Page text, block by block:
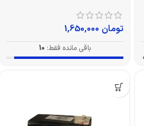
تومان
باقی مانده فقط: 10